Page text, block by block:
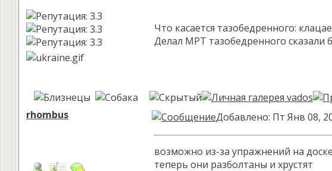
Что касается тазобедренного:
Делал МРТ тазобедренного сказали
rhombus Добавлено: Пт Янв 08,
возможно из-за упражнений на
теперь они разболтаны и хрустят